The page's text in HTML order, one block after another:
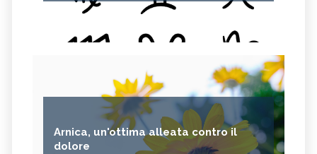
Arnica, un'ottima alleata contro il
dolore